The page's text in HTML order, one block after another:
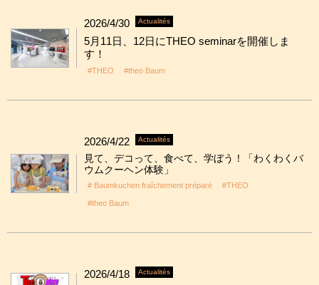
2026/4/30 Actualités
5月11日、12日にTHEO seminarを開催しま
す！
#THEO #theo Baum
2026/4/22 Actualités
見て、デコって、食べて、学ぼう！「わくわくバ
ウムクーヘン体験」
# Baumkuchen fraîchement préparé #THEO
#theo Baum
2026/4/18 Actualités